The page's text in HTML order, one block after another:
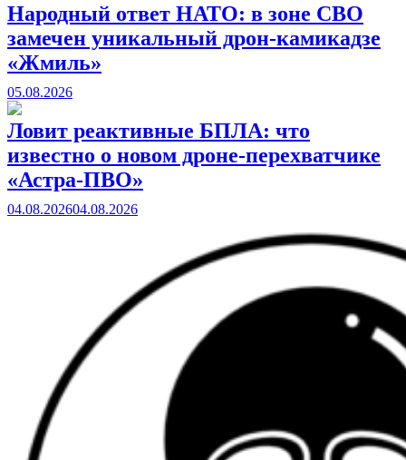
Народный ответ НАТО: в зоне СВО
замечен уникальный дрон-камикадзе
«Жмиль»
05.08.2026
Ловит реактивные БПЛА: что
известно о новом дроне-перехватчике
«Астра-ПВО»
04.08.202604.08.2026